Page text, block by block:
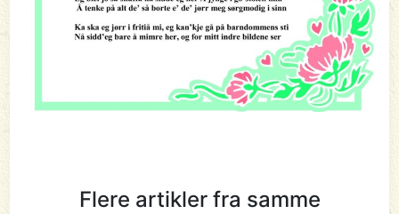
Flere artikler fra samme